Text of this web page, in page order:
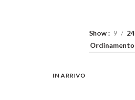
Show 9 24
IN ARRIVO